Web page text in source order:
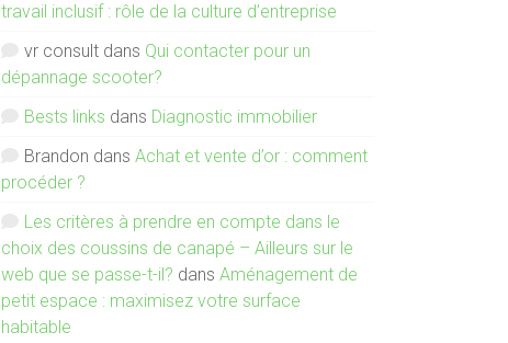
travail inclusif : rôle de la culture d’entreprise
vr consult dans Qui contacter pour un
dépannage scooter?
Bests links dans Diagnostic immobilier
Brandon dansAchat et vente d’or : comment
procéder ?
Les critères à prendre en compte dans le
choix des coussins de canapé – Ailleurs sur le
web que se passe-t-il? dansAménagement de
petit espace : maximisez votre surface
habitable